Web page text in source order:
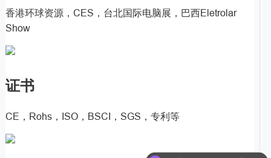
香港环球资源，CES，台北国际电脑展，巴西Eletrolar
Show
证书
CE，Rohs，ISO，BSCI，SGS，专利等